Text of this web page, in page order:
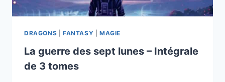
DRAGONS FANTASY MAGIE
La guerre des sept lunes – Intégrale
de 3 tomes